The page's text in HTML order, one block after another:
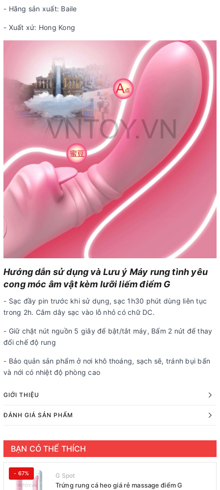
- Hãng sản xuất: Baile
- Xuất xứ: Hong Kong
Hướng dẫn sử dụng và Lưu ý Máy rung tình yêu
cong móc âm vật kèm lưỡi liếm điểm G
- Sạc đầy pin trước khi sử dụng, sạc 1h30 phút dùng liên tục
trong 2h. Cắm dây sạc vào lỗ nhỏ có chữ DC.
- Giữ chặt nút nguồn 5 giây để bật/tắt máy, Bấm 2 nút để thay
đổi chế độ rung
- Bảo quản sản phẩm ở nơi khô thoáng, sạch sẽ, tránh bụi bẩn
và nới có nhiệt độ phòng cao
GIỚI THIỆU
ĐÁNH GIÁ SẢN PHẨM
BẠN CÓ THỂ THÍCH
- 67% G Spot
Trứng rung cá heo giá rẻ massage điểm G